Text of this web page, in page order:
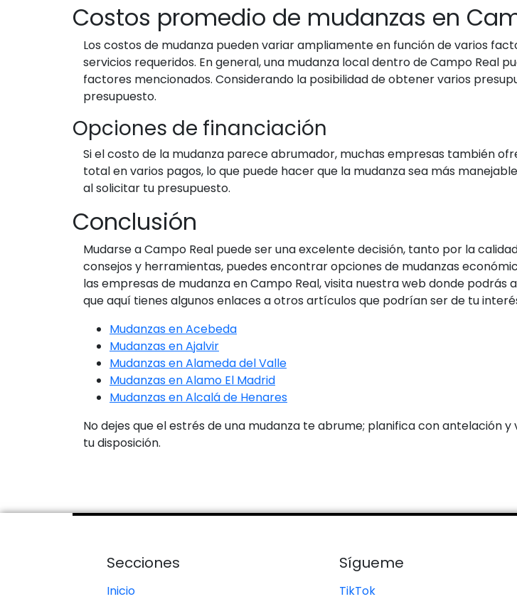
Costos promedio de mudanzas en
Los costos de mudanza pueden variar ampliamente en función de varios
servicios requeridos. En general, una mudanza local dentro de Campo Real
factores mencionados. Considerando la posibilidad de obtener varios
presupuesto.
Opciones de financiación
Si el costo de la mudanza parece abrumador, muchas empresas también
total en varios pagos, lo que puede hacer que la mudanza sea más
al solicitar tu presupuesto.
Conclusión
Mudarse a Campo Real puede ser una excelente decisión, tanto por la
consejos y herramientas, puedes encontrar opciones de mudanzas
las empresas de mudanza en Campo Real, visita nuestra web donde
que aquí tienes algunos enlaces a otros artículos que podrían ser de tu
Mudanzas en Acebeda
Mudanzas en Ajalvir
Mudanzas en Alameda del Valle
Mudanzas en Alamo El Madrid
Mudanzas en Alcalá de Henares
No dejes que el estrés de una mudanza te abrume; planifica con antelación
tu disposición.
Secciones
Inicio
Sígueme
TikTok